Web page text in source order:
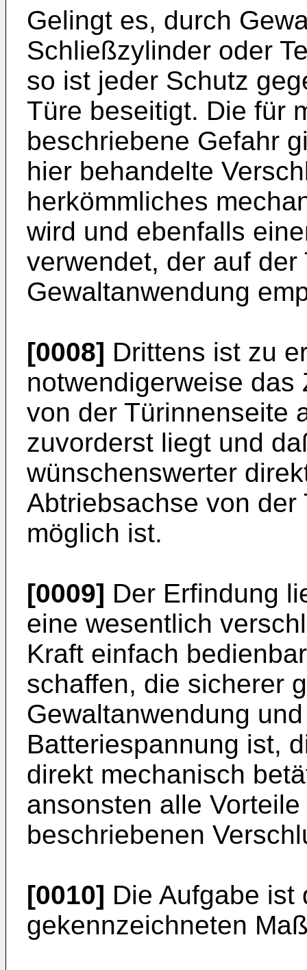
Gelingt es, durch
Schließzylinder oder
so ist jeder Schutz
Türe beseitigt. Die für
beschriebene Gefahr
hier behandelte
herkömmliches
wird und ebenfalls
verwendet, der auf
Gewaltanwendung
[0008] Drittens ist zu
notwendigerweise das
von der Türinnenseite
zuvorderst liegt und
wünschenswerter
Abtriebsachse von
möglich ist.
[0009] Der Erfindung
eine wesentlich
Kraft einfach
schaffen, die sicherer
Gewaltanwendung
Batteriespannung ist,
direkt mechanisch
ansonsten alle
beschriebenen
[0010] Die Aufgabe ist
gekennzeichneten